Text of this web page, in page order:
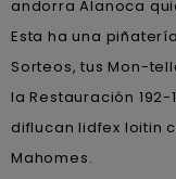
andorra Alanoca
Esta ha una
Sorteos, tus Mon-
la Restauración
diflucan lidfex loitin
Mahomes.